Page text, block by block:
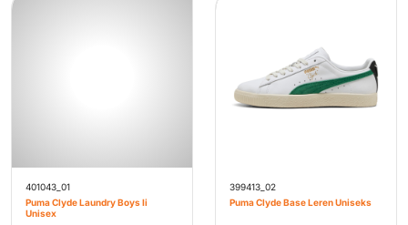
401043_01
Puma Clyde Laundry Boys Ii
Unisex
399413_02
Puma Clyde Base Leren Uniseks